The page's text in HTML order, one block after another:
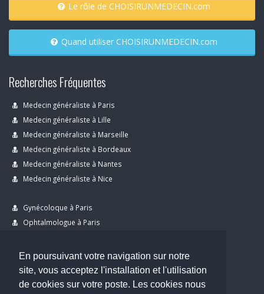
En poursuivant votre navigation sur notre
site, vous acceptez l'installation et l'utilisation
de cookies sur votre poste. Les cookies nous
Le rôle de CHOISIRUNMEDECIN.com
Quand utiliser CHOISIRUNMEDECIN.com
Recherches Fréquentes
Medecin généraliste à Paris
Medecin généraliste à Lille
Medecin généraliste à Marseille
Medecin généraliste à Bordeaux
Medecin généraliste à Nantes
Medecin généraliste à Nice
Gynécoloque à Paris
Ophtalmologue à Paris
Dentiste à Paris